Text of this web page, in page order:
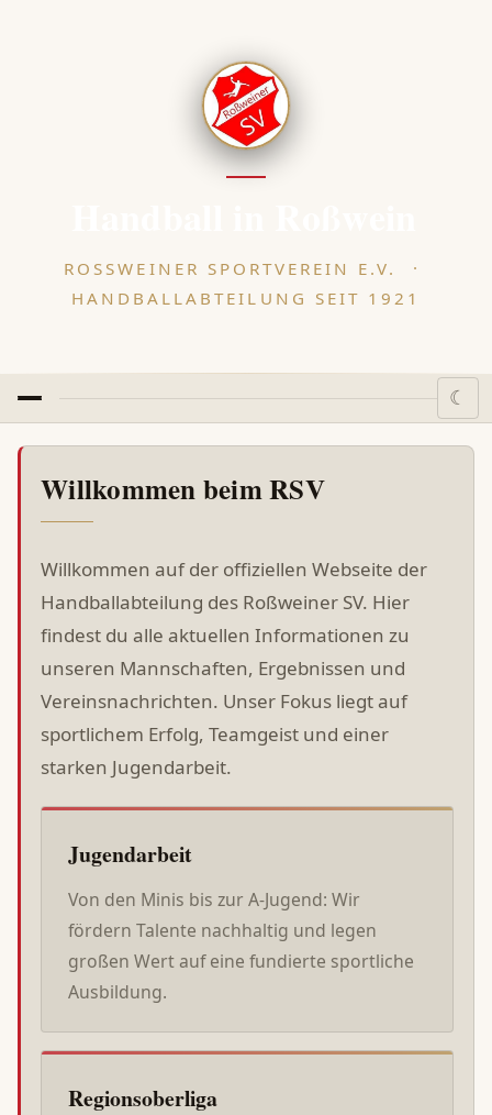
ROSSWEINER SPORTVEREIN E.V. · H
ANDBALLABTEILUNG SEIT 1921
HOME ÜBER UNS▾ SPIELBETRIEB☾
Willkommen beim RSV
Willkommen auf der offiziellen Webseite der
Handballabteilung des Roßweiner SV. Hier
findest du alle aktuellen Informationen zu
unseren Mannschaften, Ergebnissen und
Vereinsnachrichten. Unser Fokus liegt auf
sportlichem Erfolg, Teamgeist und einer
starken Jugendarbeit.
Jugendarbeit
Von den Minis bis zur A-Jugend: Wir
fördern Talente nachhaltig und legen
großen Wert auf eine fundierte sportliche
Ausbildung.
Regionsoberliga